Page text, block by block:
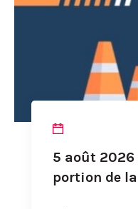
5 août 2026
portion de